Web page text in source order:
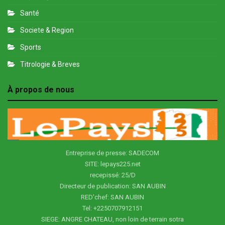
Santé
Societe & Region
Sports
Titrologie & Breves
À propos de nous
Entreprise de presse: SADECOM
SITE: lepays225.net
recepissé: 25/D
Directeur de publication: SAN AUBIN
RED'chef: SAN AUBIN
Tel: +2250707912151
SIEGE: ANGRE CHATEAU, non loin de terrain sotra